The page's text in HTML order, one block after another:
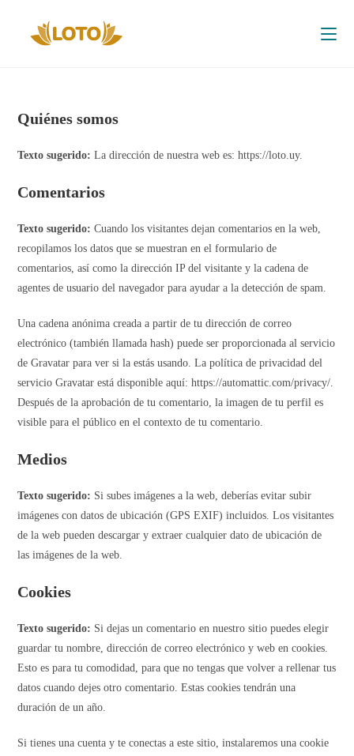
Quiénes somos
Texto sugerido:La dirección de nuestra web es: https://loto.uy.
Comentarios
Texto sugerido:Cuando los visitantes dejan comentarios en la web,
recopilamos los datos que se muestran en el formulario de
comentarios, así como la dirección IP del visitante y la cadena de
agentes de usuario del navegador para ayudar a la detección de spam.
Una cadena anónima creada a partir de tu dirección de correo
electrónico (también llamada hash) puede ser proporcionada al servicio
de Gravatar para ver si la estás usando. La política de privacidad del
servicio Gravatar está disponible aquí: https://automattic.com/privacy/.
Después de la aprobación de tu comentario, la imagen de tu perfil es
visible para el público en el contexto de tu comentario.
Medios
Texto sugerido: Si subes imágenes a la web, deberías evitar subir
imágenes con datos de ubicación (GPS EXIF) incluidos. Los visitantes
de la web pueden descargar y extraer cualquier dato de ubicación de
las imágenes de la web.
Cookies
Texto sugerido: Si dejas un comentario en nuestro sitio puedes elegir
guardar tu nombre, dirección de correo electrónico y web en cookies.
Esto es para tu comodidad, para que no tengas que volver a rellenar tus
datos cuando dejes otro comentario. Estas cookies tendrán una
duración de un año.
Si tienes una cuenta y te conectas a este sitio, instalaremos una cookie